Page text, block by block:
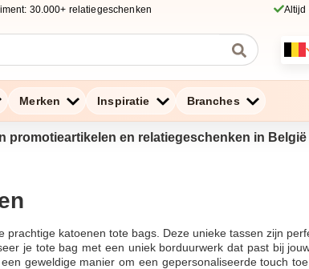
30.000+ relatiegeschenken Altijd
Merken Inspiratie Branches
promotieartikelen en relatiegeschenken in België
katoenen tote bags. Deze unieke tassen zijn
je tote bag met een uniek borduurwerk dat past bij
geweldige manier om een gepersonaliseerde touch